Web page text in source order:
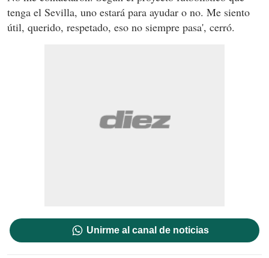
tenga el Sevilla, uno estará para ayudar o no. Me siento
útil, querido, respetado, eso no siempre pasa', cerró.
Unirme al canal de noticias